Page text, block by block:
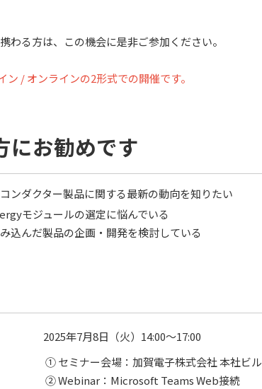
る方は、この機会に是非ご参加ください。
/ オンラインの2形式での開催です。
にお勧めです
ンダクター製品に関する最新の動向を知りたい
モジュールの選定に悩んでいる
込んだ製品の企画・開発を検討している
2025年7月8日（火）14:00～17:00
① セミナー会場：加賀電子株式会社 本社ビル
② Webinar：Microsoft Teams Web接続